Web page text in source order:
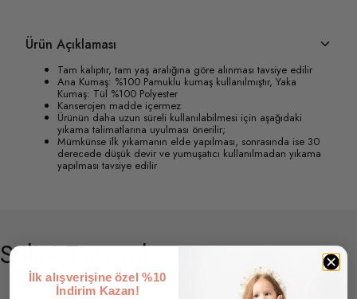
Ürün Açıklaması
Tam kalıptır, tam yaş aralığına göre alınması tavsiye edilir
Ana Kumaş: %100 Pamuklu kumaş kullanılmıştır, Yaka
Kumaş: Tül %100 Polyester
Kanserojen madde içermez
Ürünün daha uzun süreli kullanılabilmesi için aşağıdaki
yıkama talimatlarına uyulması önerilir;
Mümkünse ilk yıkamanın elde yapılması, sonrasında ise 30
derecede düşük devir ve yumuşatıcı kullanılmadan yıkama
yapılması tavsiye edilir
Stilini Tamamla
İlk alışverişine özel %10
İndirim Kazan!